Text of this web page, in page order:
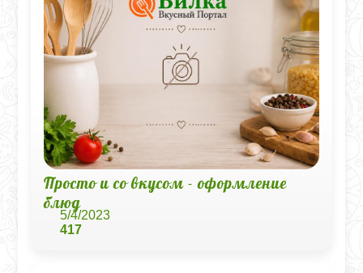
Просто и со вкусом - оформление
блюд
5/4/2023
417